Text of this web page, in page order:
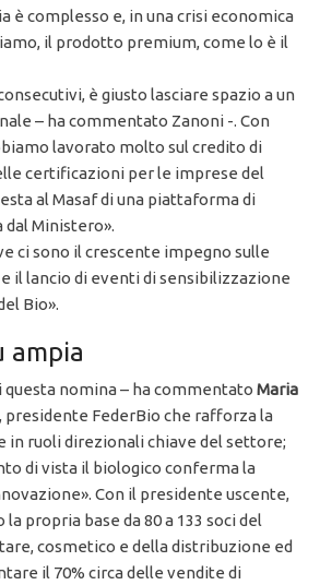
è complesso e, in una crisi economica
il prodotto premium, come lo è il
è giusto lasciare spazio a un
– ha commentato Zanoni -. Con
lavorato molto sul credito di
certificazioni per le imprese del
al Masaf di una piattaforma di
Ministero».
ci sono il crescente impegno sulle
il lancio di eventi di sensibilizzazione
Bio».
ampia
questa nomina – ha commentato Maria
, presidente FederBio che rafforza la
in ruoli direzionali chiave del settore;
di vista il biologico conferma la
Con il presidente uscente,
propria base da 80 a 133 soci del
cosmetico e della distribuzione ed
il 70% circa delle vendite di